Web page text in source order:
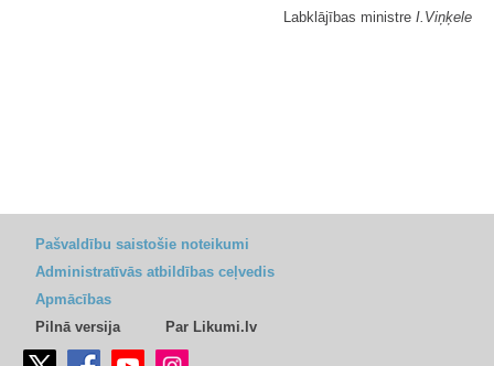
Labklājības ministre I.Viņķele
Pašvaldību saistošie noteikumi
Administratīvās atbildības ceļvedis
Apmācības
Pilnā versija
Par Likumi.lv